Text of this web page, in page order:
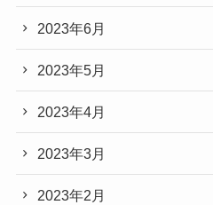
2023年6月
2023年5月
2023年4月
2023年3月
2023年2月